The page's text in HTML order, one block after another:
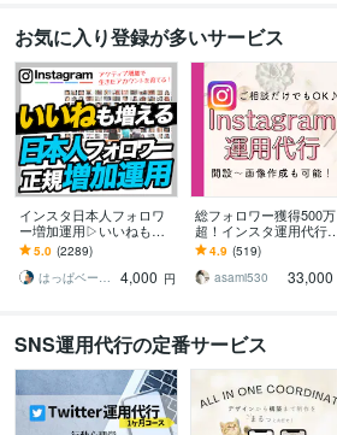
お気に入り登録が多いサービス
インスタ日本人フォロワ
ー増加運用▷いいねも増
えます ▶︎「数」＋「本
物」の増加▷当店独自ア
クティブフォロワー増加
5.0 (2289)
はっぱベース by santa
4,000 円
総フォロワー獲得500万
超！インスタ運用代行し
ます Instagramで集客/売
上UP/収益化を実現！
4.9 (519)
asami530
33,000
SNS運用代行の定番サービス